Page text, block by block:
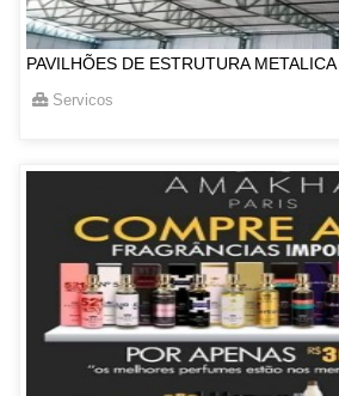
PAVILHÕES DE ESTRUTURA METALICA
Servicos